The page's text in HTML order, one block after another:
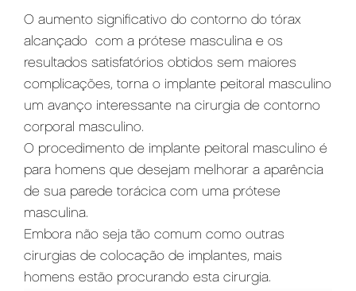
O aumento significativo do contorno do tórax
alcançado com a prótese masculina e os
resultados satisfatórios obtidos sem maiores
complicações, torna o implante peitoral masculino
um avanço interessante na cirurgia de contorno
corporal masculino.
O procedimento de implante peitoral masculino é
para homens que desejam melhorar a aparência
de sua parede torácica com uma prótese
masculina.
Embora não seja tão comum como outras
cirurgias de colocação de implantes, mais
homens estão procurando esta cirurgia.